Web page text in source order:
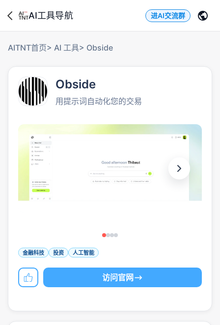
AI工具导航 进AI交流群
AITNT首页> AI 工具> Obside
Obside
用提示词自动化您的交易
金融科技 投资 人工智能
访问官网